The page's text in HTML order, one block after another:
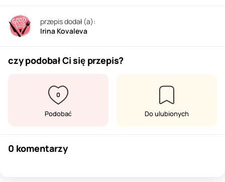
przepis dodał (a):
Irina Kovaleva
czy podobał Ci się przepis?
0
Podobać Do ulubionych
0 komentarzy